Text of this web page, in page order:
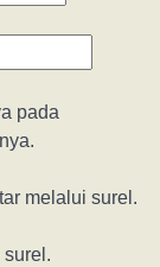
pada
melalui surel.